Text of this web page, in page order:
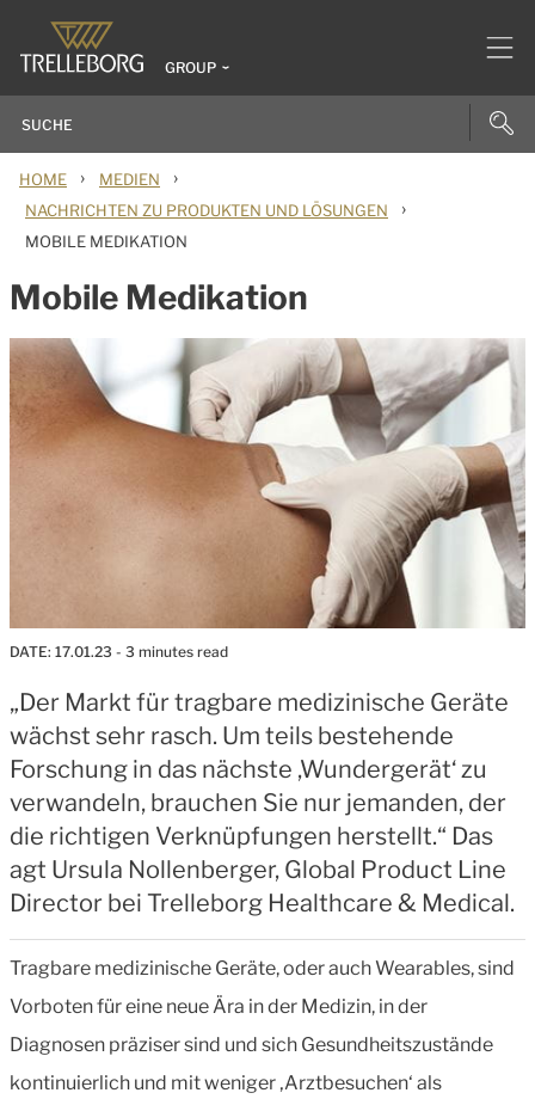
GROUP
HOME › MEDIEN ›
NACHRICHTEN ZU PRODUKTEN UND LÖSUNGEN ›
MOBILE MEDIKATION
Mobile Medikation
DATE: 17.01.23 - 3 minutes read
„Der Markt für tragbare medizinische Geräte
wächst sehr rasch. Um teils bestehende
Forschung in das nächste ,Wundergerät‘ zu
verwandeln, brauchen Sie nur jemanden, der
die richtigen Verknüpfungen herstellt.“ Das
agt Ursula Nollenberger, Global Product Line
Director bei Trelleborg Healthcare & Medical.
Tragbare medizinische Geräte, oder auch Wearables, sind
Vorboten für eine neue Ära in der Medizin, in der
Diagnosen präziser sind und sich Gesundheitszustände
kontinuierlich und mit weniger ‚Arztbesuchen‘ als